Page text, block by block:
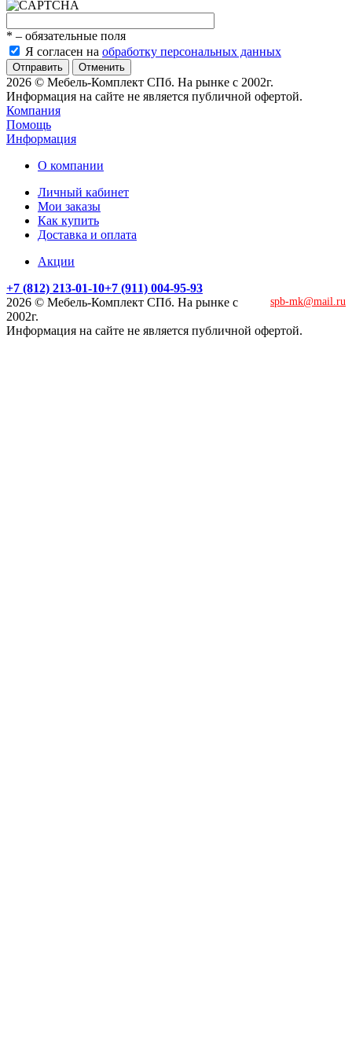
* – обязательные поля
Я согласен на обработку персональных данных
Отменить
2026 © Мебель-Комплект СПб. На рынке с 2002г.
Информация на сайте не является публичной офертой.
Компания
Помощь
Информация
О компании
Личный кабинет
Мои заказы
Как купить
Доставка и оплата
Акции
+7 (812) 213-01-10+7 (911) 004-95-93
spb-mk@mail.ru
2026 © Мебель-Комплект СПб. На рынке с
2002г.
Информация на сайте не является публичной офертой.